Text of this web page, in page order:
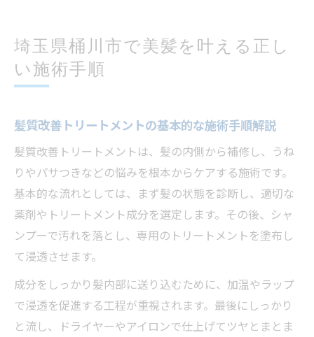
埼玉県桶川市で美髪を叶える正し
い施術手順
髪質改善トリートメントの基本的な施術手順解説
髪質改善トリートメントは、髪の内側から補修し、うね
りやパサつきなどの悩みを根本からケアする施術です。
基本的な流れとしては、まず髪の状態を診断し、適切な
薬剤やトリートメント成分を選定します。その後、シャ
ンプーで汚れを落とし、専用のトリートメントを塗布し
て浸透させます。
成分をしっかり髪内部に送り込むために、加温やラップ
で浸透を促進する工程が重視されます。最後にしっかり
と流し、ドライヤーやアイロンで仕上げてツヤとまとま